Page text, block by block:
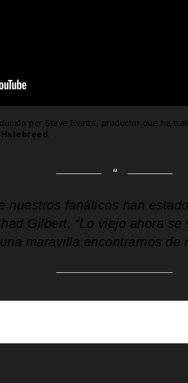
por Steve Evetts, productor que ha
.
nuestros fanáticos han
Gilbert. “Lo viejo ahora
una maravilla encontrarnos de